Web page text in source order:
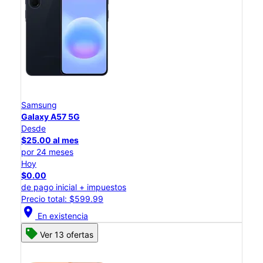
Samsung
Galaxy A57 5G
Desde
$25.00 al mes
por 24 meses
Hoy
$0.00
de pago inicial + impuestos
Precio total: $599.99
location_on En existencia
Ver 13 ofertas